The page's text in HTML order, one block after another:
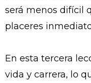
será menos difícil
placeres
En esta tercera
vida y carrera, lo